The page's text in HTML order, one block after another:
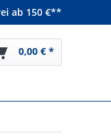
ab 150 €**
0,00 € *